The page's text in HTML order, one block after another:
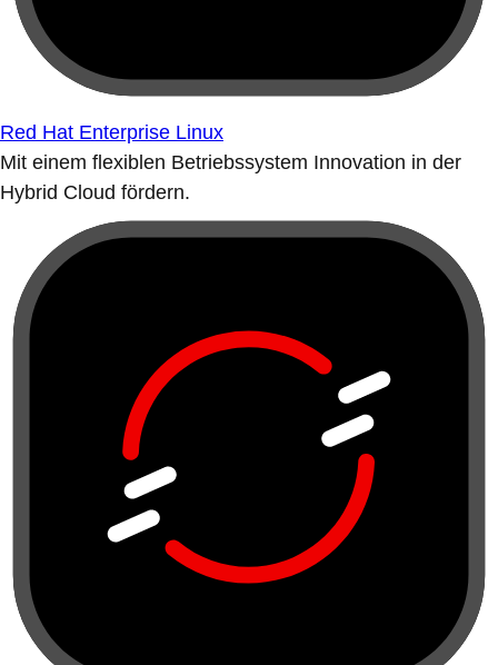
Red Hat Enterprise Linux
Mit einem flexiblen Betriebssystem Innovation in der
Hybrid Cloud fördern.